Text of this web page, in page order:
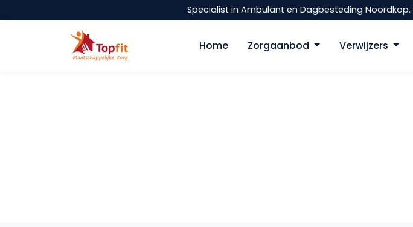
Specialist in Ambulant en Dagbesteding Noordkop.
Home Zorgaanbod Verwijzers